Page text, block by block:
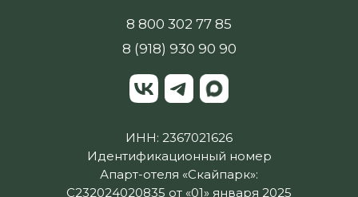
ИНН: 2367021626
Идентификационный номер
Апарт-отеля «Скайпарк»:
С232024020835 от «01» января 2025
8 800 302 77 85
8 (918) 930 90 90